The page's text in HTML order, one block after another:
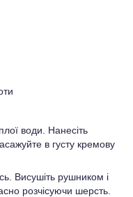
води. Нанесіть
в густу кремову
Висушіть рушником і
розчісуючи шерсть.